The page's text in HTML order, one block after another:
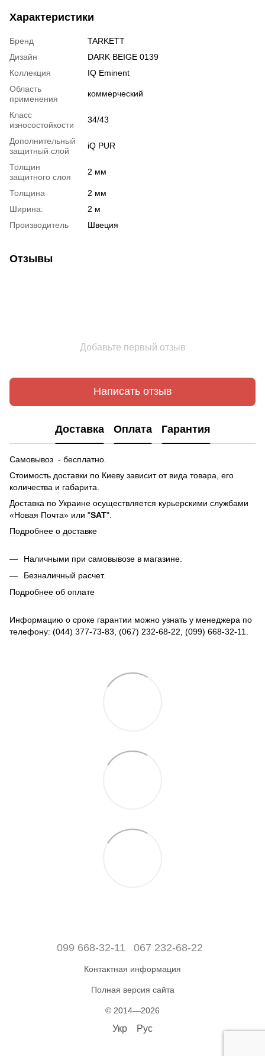
Характеристики
Бренд
TARKETT
Дизайн
DARK BEIGE 0139
Коллекция
IQ Eminent
Область
применения
коммерческий
Класс
износостойкости
34/43
Дополнительный
защитный слой
iQ PUR
Толщин
защитного слоя
2 мм
Толщина
2 мм
Ширина:
2 м
Производитель
Швеция
Отзывы
Добавьте первый отзыв
Написать отзыв
Доставка Оплата Гарантия
Самовывоз - бесплатно.
Стоимость доставки по Киеву зависит от вида товара, его
количества и габарита.
Доставка по Украине осуществляется курьерскими службами
«Новая Почта» или "SAT".
Подробнее о доставке
Наличными при самовывозе в магазине.
Безналичный расчет.
Подробнее об оплате
Информацию о сроке гарантии можно узнать у менеджера по
телефону: (044) 377-73-83, (067) 232-68-22, (099) 668-32-11.
099 668-32-11 067 232-68-22
Контактная информация
Полная версия сайта
© 2014—2026
Укр Рус